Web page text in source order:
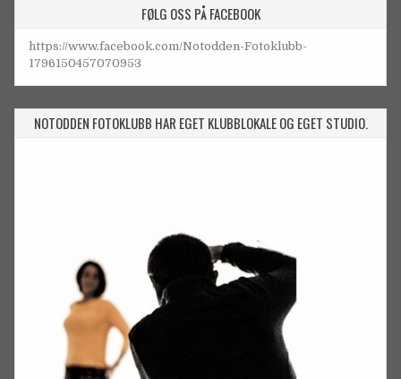
FØLG OSS PÅ FACEBOOK
https://www.facebook.com/Notodden-Fotoklubb-
1796150457070953
NOTODDEN FOTOKLUBB HAR EGET KLUBBLOKALE OG EGET STUDIO.